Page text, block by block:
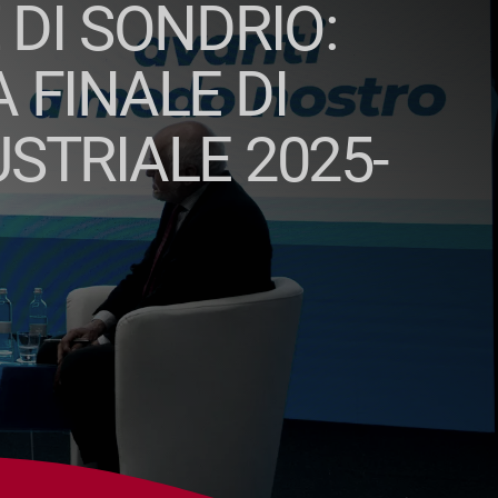
SONDRIO:
FINALE DI
2025-